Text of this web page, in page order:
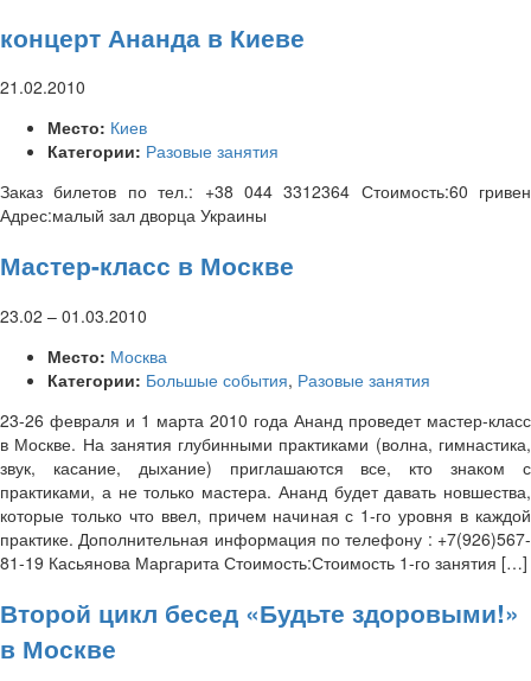
концерт Ананда в Киеве
21.02.2010
Место: Киев
Категории: Разовые занятия
Заказ билетов по тел.: +38 044 3312364 Стоимость:60 гривен
Адрес:малый зал дворца Украины
Мастер-класс в Москве
23.02 – 01.03.2010
Место: Москва
Категории: Большые события, Разовые занятия
23-26 февраля и 1 марта 2010 года Ананд проведет мастер-класс
в Москве. На занятия глубинными практиками (волна, гимнастика,
звук, касание, дыхание) приглашаются все, кто знаком с
практиками, а не только мастера. Ананд будет давать новшества,
которые только что ввел, причем начиная с 1-го уровня в каждой
практике. Дополнительная информация по телефону : +7(926)567-
81-19 Касьянова Маргарита Стоимость:Стоимость 1-го занятия […]
Второй цикл бесед «Будьте здоровыми!»
в Москве